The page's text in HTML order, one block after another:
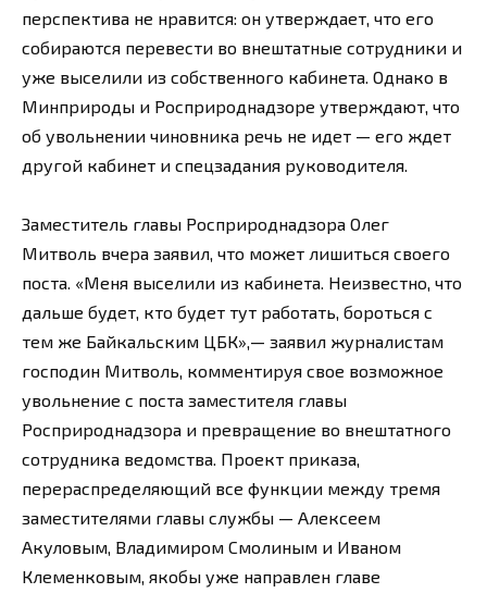
перспектива не нравится: он утверждает, что его
собираются перевести во внештатные сотрудники и
уже выселили из собственного кабинета. Однако в
Минприроды и Росприроднадзоре утверждают, что
об увольнении чиновника речь не идет — его ждет
другой кабинет и спецзадания руководителя.
Заместитель главы Росприроднадзора Олег
Митволь вчера заявил, что может лишиться своего
поста. «Меня выселили из кабинета. Неизвестно, что
дальше будет, кто будет тут работать, бороться с
тем же Байкальским ЦБК»,— заявил журналистам
господин Митволь, комментируя свое возможное
увольнение с поста заместителя главы
Росприроднадзора и превращение во внештатного
сотрудника ведомства. Проект приказа,
перераспределяющий все функции между тремя
заместителями главы службы — Алексеем
Акуловым, Владимиром Смолиным и Иваном
Клеменковым, якобы уже направлен главе